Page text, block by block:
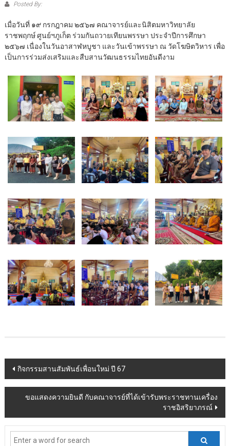
Posted By:
เมื่อวันที่ ๑๙ กรกฎาคม ๒๕๖๗ คณาจารย์และนิสิตมหาวิทยาลัย
ราชพฤกษ์ ศูนย์ฯภูเก็ต ร่วมกันถวายเทียนพรรษา ประจำปีการศึกษา
๒๕๖๗ เนื่องในวันอาสาฬหบูชา และวันเข้าพรรษา ณ วัดโฆษิตวิหาร เพื่อ
เป็นการร่วมส่งเสริมและสืบสานวัฒนธรรมไทยอันดีงาม
Post
navigation
กิจกรรมสานสัมพันธ์เพื่อนใหม่ ปี 67
ขอแสดงความยินดี กับคณาจารย์ที่ได้เข้ารับพระราชทานเครื่อง
ราชอิสริยาภรณ์